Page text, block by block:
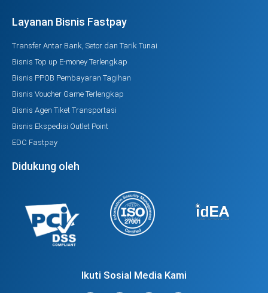
Layanan Bisnis Fastpay
Transfer Antar Bank, Setor dan Tarik Tunai
Bisnis Top up E-money Terlengkap
Bisnis PPOB Pembayaran Tagihan
Bisnis Voucher Game Terlengkap
Bisnis Agen Tiket Transportasi
Bisnis Ekspedisi Outlet Point
EDC Fastpay
Didukung oleh
Ikuti Sosial Media Kami